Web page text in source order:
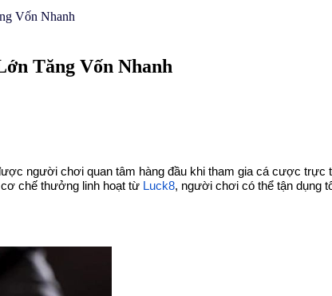
Vốn Nhanh
Tăng Vốn Nhanh
người chơi quan tâm hàng đầu khi tham gia cá cược trực
chế thưởng linh hoạt từ Luck8, người chơi có thể tận dụng